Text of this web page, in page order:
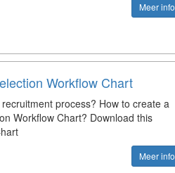
Meer info
Workflow Chart
process? How to create a
Workflow Chart? Download this
Meer info